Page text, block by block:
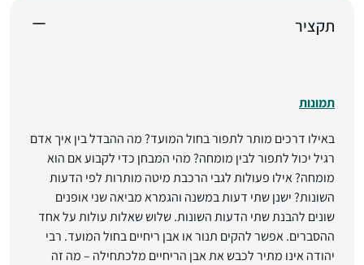
תקציר
תמונות
באילו דרכים מותר לתפור בחול המועד? מה ההבדל בין איך אדם
רגיל יכול לתפור לבין מומחה? מהי המבחן כדי לקבוע אם הוא
מומחה? אילו פעולות לגבי הרכבת מיטה מותרות לפי הדעות
השונות? ישנן שתי דעות במשנה והגמרא מביאה שני אופנים
שונים להבנת שתי הדעות השונות. שלוש שאלות עולות על אחד
ההסברים. אפשר להקים תנור או אבן ריחיים בחול המועד. רבי
יהודה אינו מתיר לכבש את אבן הריחיים מלכתחילה – מה זה